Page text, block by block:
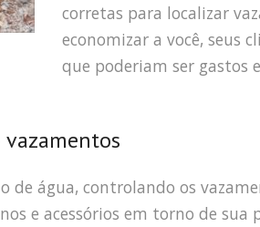
corretas para localizar
economizar a você, seus
que poderiam ser gastos
de água, controlando os
e acessórios em torno de sua